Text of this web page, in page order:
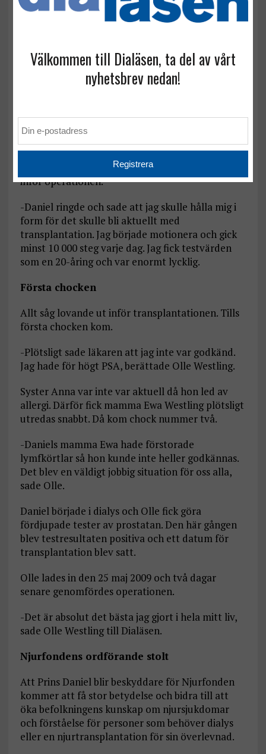
till son prins Daniel.
Men resan till transplantation var inte rak. När
Dialäsen intervjuade pappa Olle Westling vid
Vårmötet i Gävle 2019 berättade han om turerna
inför operationen.
-Daniel ringde och sade att jag skulle hålla mig i
form för det skulle bli aktuellt med
transplantation. Jag började motionera och gick
minst 10 000 steg varje dag. Jag fick testvärden
som en 20-åring och var enormt lycklig.
Första chocken
Allt såg lovande ut inför transplantationen. Tills
första chocken kom.
-Plötsligt sade läkaren att jag inte var godkänd.
Jag hade för högt PSA, berättade Olle Westling.
Syster Anna var inte var aktuell då hon led av
allergi. Därför fick mamma Ewa Westling plötsligt
utredas snabbt. Då kom chock nummer två.
-Daniels mamma Ewa hade förstorade
lymfkörtlar så hon kunde inte heller godkännas.
Det blev en väldigt jobbig situation för oss alla,
sade Olle.
Daniel började i dialys och Olle fick göra
fördjupade tester av prostatan. Den här gången
blev testresultaten positiva och ett datum för
transplantation blev satt.
Olle lades in den 25 maj 2009 och två dagar
senare genomfördes operationen.
-Det är absolut det bästa jag gjort i hela mitt liv,
sade Olle Westling till Dialäsen.
Njurfondens ordförande stolt
Att Prins Daniel blir beskyddare för Njurfonden
kommer att få stor betydelse och bidra till att
öka befolkningens kunskap om njursjukdomar
och förståelse för personer som behöver dialys
eller en njurtransplantation för sin överlevnad.
Välkommen till Dialäsen, ta del av vårt
nyhetsbrev nedan!